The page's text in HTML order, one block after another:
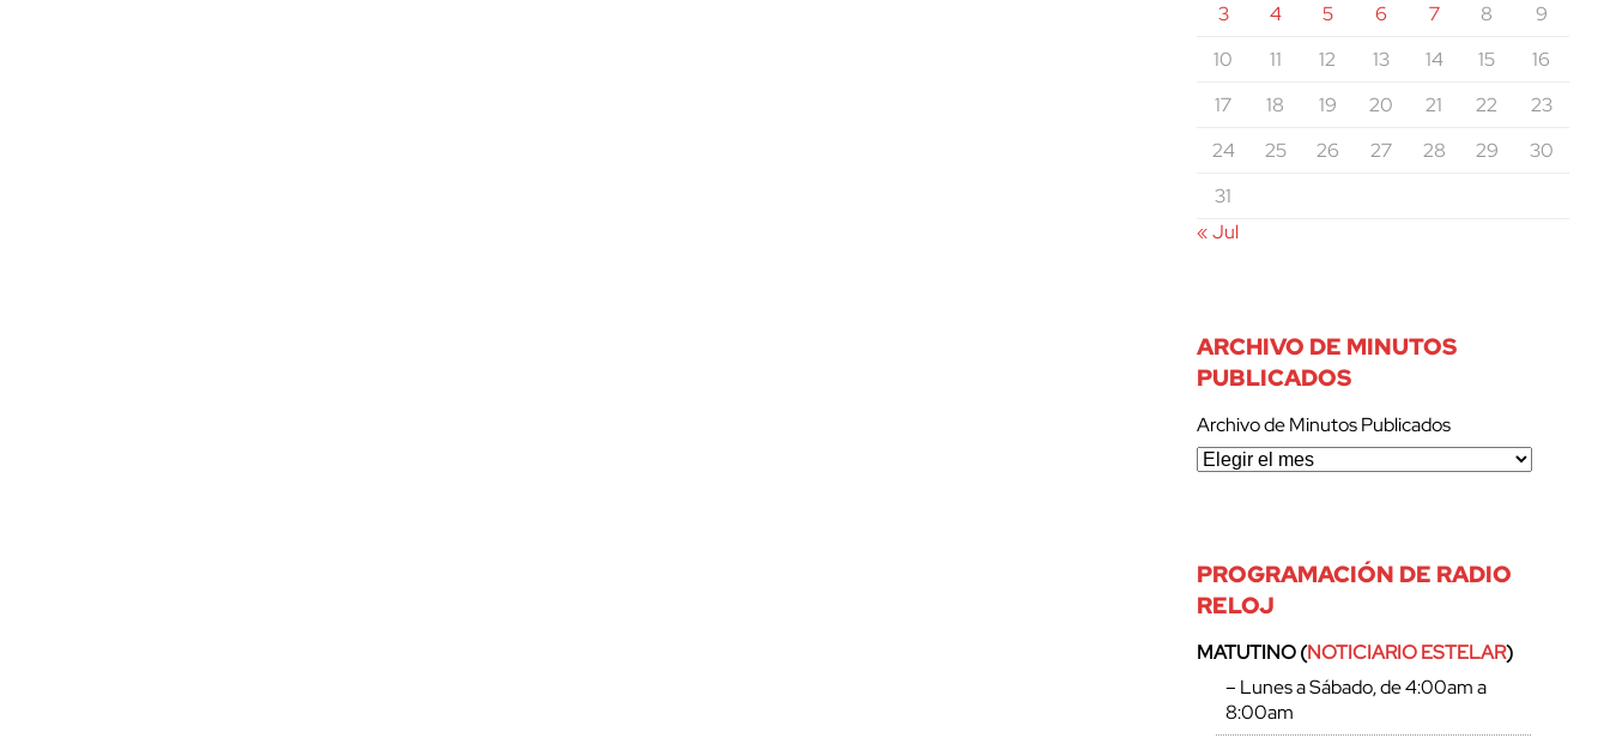
3
4 5 6 7 8
9
10
11 12 13 14 15
16
17
18 19 20 21 22
23
24
25 26 27 28 29
30
31
« Jul
ARCHIVO DE MINUTOS
PUBLICADOS
Archivo de Minutos Publicados
PROGRAMACIÓN DE RADIO
RELOJ
MATUTINO (NOTICIARIO ESTELAR)
– Lunes a Sábado, de 4:00am a
8:00am